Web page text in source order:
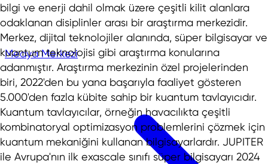
Medya Merkezi
bilgi ve enerji dahil olmak üzere çeşitli kilit alanlara
odaklanan disiplinler arası bir araştırma merkezidir.
Merkez, dijital teknolojiler alanında, süper bilgisayar ve
kuantum teknolojisi gibi araştırma konularına
adanmıştır. Araştırma merkezinin özel projelerinden
biri, 2022'den bu yana başarıyla faaliyet gösteren
5.000'den fazla kübite sahip bir kuantum tavlayıcıdır.
Kuantum tavlayıcılar, örneğin havacılıkta çeşitli
kombinatoryal optimizasyon problemlerini çözmek için
kuantum mekaniğini kullanan bilgisayarlardır. JUPITER
ile Avrupa'nın ilk exascale sınıfı süper bilgisayarı 2024